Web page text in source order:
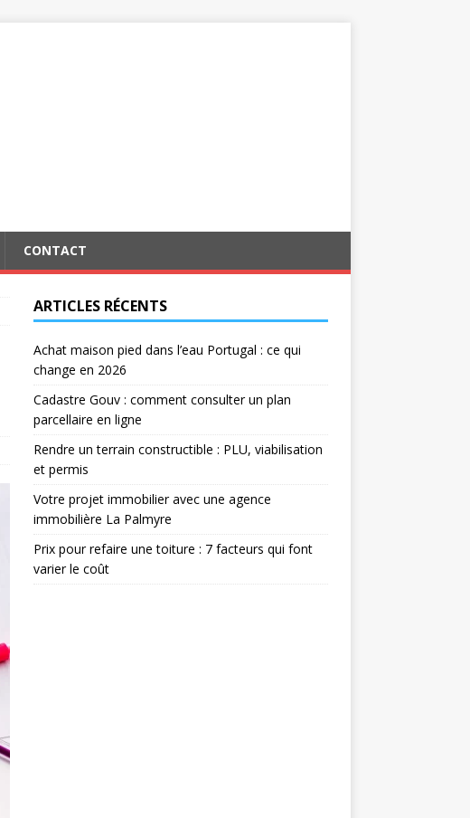
CONTACT
ARTICLES RÉCENTS
Achat maison pied dans l’eau Portugal : ce qui
change en 2026
Cadastre Gouv : comment consulter un plan
parcellaire en ligne
Rendre un terrain constructible : PLU, viabilisation
et permis
Votre projet immobilier avec une agence
immobilière La Palmyre
Prix pour refaire une toiture : 7 facteurs qui font
varier le coût